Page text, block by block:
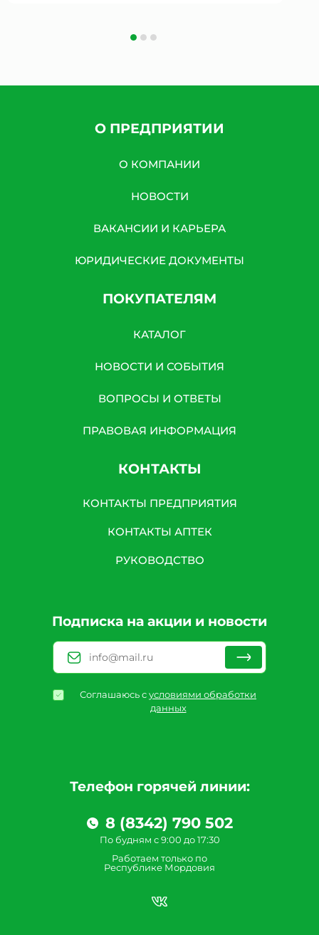
Телефон горячей линии:
8 (8342) 790 502
По будням с 9:00 до 17:30
Работаем только по
Республике Мордовия
О ПРЕДПРИЯТИИ
О КОМПАНИИ
НОВОСТИ
ВАКАНСИИ И КАРЬЕРА
ЮРИДИЧЕСКИЕ ДОКУМЕНТЫ
ПОКУПАТЕЛЯМ
КАТАЛОГ
НОВОСТИ И СОБЫТИЯ
ВОПРОСЫ И ОТВЕТЫ
ПРАВОВАЯ ИНФОРМАЦИЯ
КОНТАКТЫ
КОНТАКТЫ ПРЕДПРИЯТИЯ
КОНТАКТЫ АПТЕК
РУКОВОДСТВО
Подписка на акции и новости
Соглашаюсь сусловиями обработки
данных